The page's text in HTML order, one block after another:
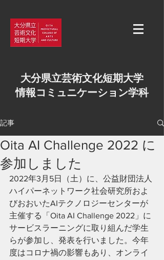
大分県立芸術文化短期大学
情報コミュニケーション学科
記事
Oita AI Challenge 2022 に
参加しました
2022年3月5日（土）に、公益財団法人
ハイパーネットワーク社会研究所およ
びおおいたAIテクノロジーセンターが
主催する「Oita AI Challenge 2022」に
サービスラーニングに取り組んだ学生
らが参加し、発表を行いました。今年
度はコロナ禍の影響もあり、オンライ